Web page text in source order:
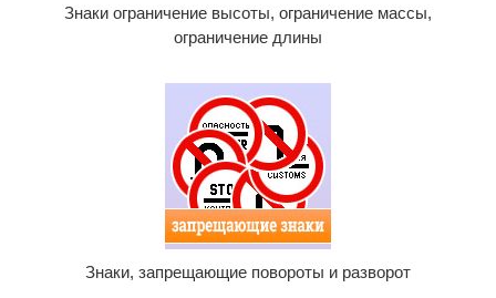
Знаки ограничение высоты, ограничение массы,
ограничение длины
Знаки, запрещающие повороты и разворот